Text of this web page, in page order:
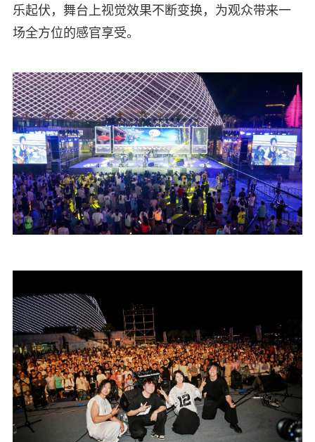
乐起伏，舞台上视觉效果不断变换，为观众带来一
场全方位的感官享受。